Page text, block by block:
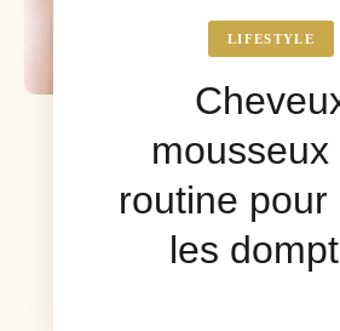
LIFESTYLE
mousseux
routine pour
les